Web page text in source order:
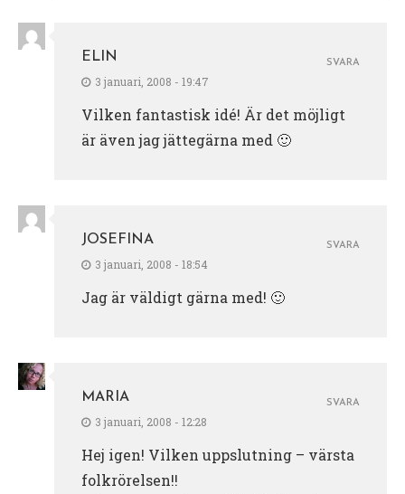
ELIN
3 januari, 2008 - 19:47
Vilken fantastisk idé! Är det möjligt
är även jag jättegärna med 🙂
SVARA
JOSEFINA
3 januari, 2008 - 18:54
Jag är väldigt gärna med! 🙂
SVARA
MARIA
3 januari, 2008 - 12:28
Hej igen! Vilken uppslutning – värsta
folkrörelsen!!
SVARA